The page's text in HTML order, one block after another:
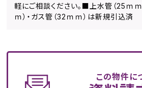
軽にご相談ください。■上水管（25ｍｍ
ｍ）・ガス管（32ｍｍ）は新規引込済
この物件に